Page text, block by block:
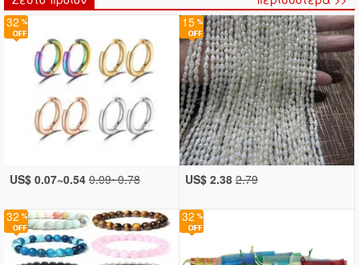
32
US$ 0.07~0.54 0.09~0.78
15
US$ 2.38 2.79
32 32